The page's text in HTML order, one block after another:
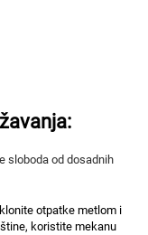
sloboda od dosadnih
otpatke metlom i
koristite mekanu